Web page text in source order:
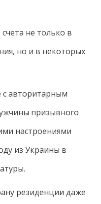
не только в
но и в некоторых
с авторитарным
призывного
настроениями
из Украины в
резиденции даже